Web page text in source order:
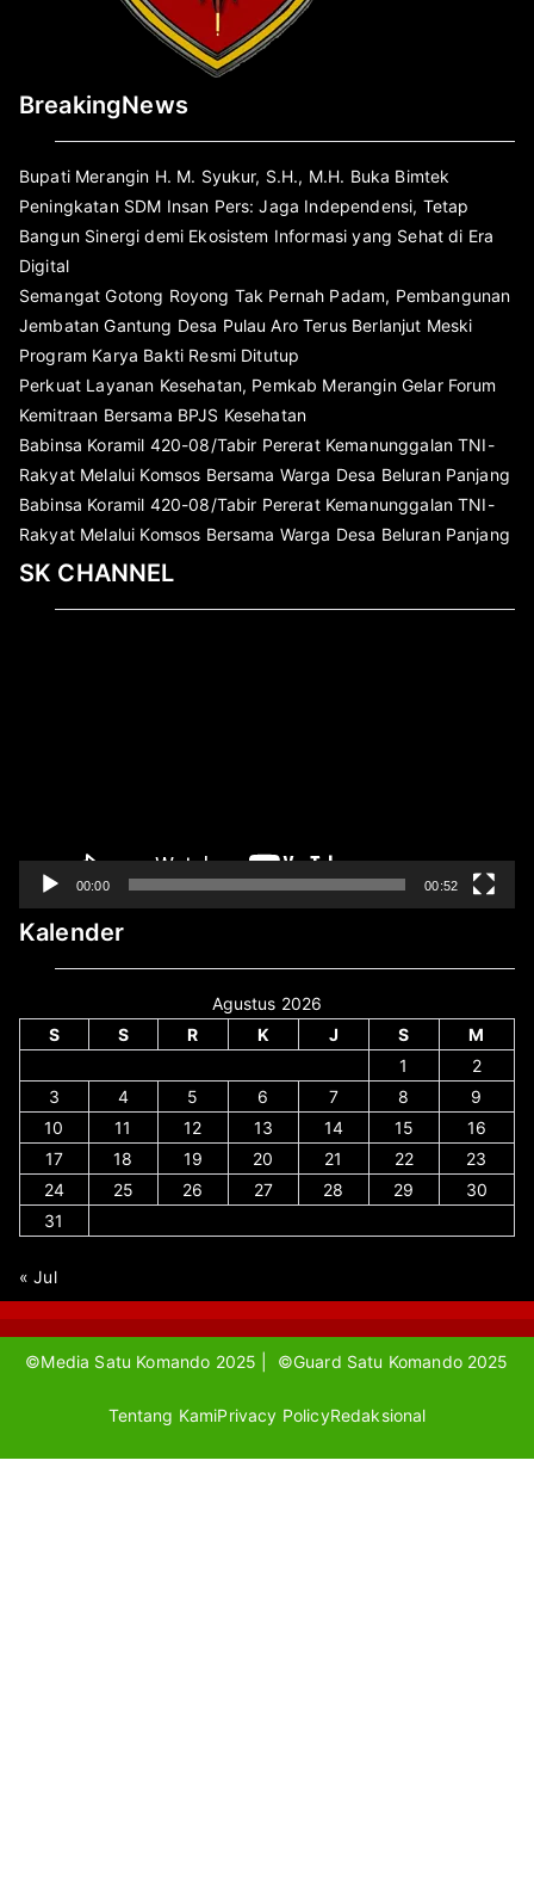
BreakingNews
Bupati Merangin H. M. Syukur, S.H., M.H. Buka Bimtek
Peningkatan SDM Insan Pers: Jaga Independensi, Tetap
Bangun Sinergi demi Ekosistem Informasi yang Sehat di Era
Digital
Semangat Gotong Royong Tak Pernah Padam, Pembangunan
Jembatan Gantung Desa Pulau Aro Terus Berlanjut Meski
Program Karya Bakti Resmi Ditutup
Perkuat Layanan Kesehatan, Pemkab Merangin Gelar Forum
Kemitraan Bersama BPJS Kesehatan
Babinsa Koramil 420-08/Tabir Pererat Kemanunggalan TNI-
Rakyat Melalui Komsos Bersama Warga Desa Beluran Panjang
Babinsa Koramil 420-08/Tabir Pererat Kemanunggalan TNI-
Rakyat Melalui Komsos Bersama Warga Desa Beluran Panjang
SK CHANNEL
00:00 00:52
Kalender
Agustus 2026
S
S R K J S
M
1
2
3
4 5 6 7 8
9
10
11 12 13 14 15
16
17
18 19 20 21 22
23
24
25 26 27 28 29
30
31
« Jul
©Media Satu Komando 2025 | ©Guard Satu Komando 2025
Tentang KamiPrivacy PolicyRedaksional